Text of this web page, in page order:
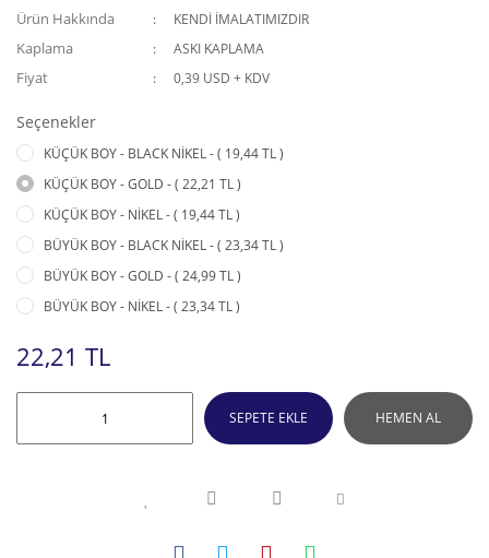
Ürün Hakkında KENDİ İMALATIMIZDIR
Kaplama ASKI KAPLAMA
Fiyat 0,39 USD + KDV
Seçenekler
KÜÇÜK BOY - BLACK NİKEL - ( 19,44 TL )
KÜÇÜK BOY - GOLD - ( 22,21 TL )
KÜÇÜK BOY - NİKEL - ( 19,44 TL )
BÜYÜK BOY - BLACK NİKEL - ( 23,34 TL )
BÜYÜK BOY - GOLD - ( 24,99 TL )
BÜYÜK BOY - NİKEL - ( 23,34 TL )
22,21 TL
SEPETE EKLE HEMEN AL